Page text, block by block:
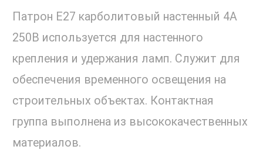
Патрон Е27 карболитовый настенный 4А
250В используется для настенного
крепления и удержания ламп. Служит для
обеспечения временного освещения на
строительных объектах. Контактная
группа выполнена из высококачественных
материалов.